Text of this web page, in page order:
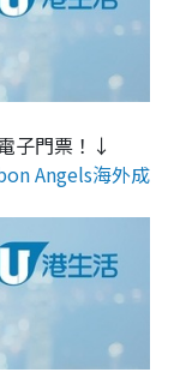
子門票！↓
Angels海外成